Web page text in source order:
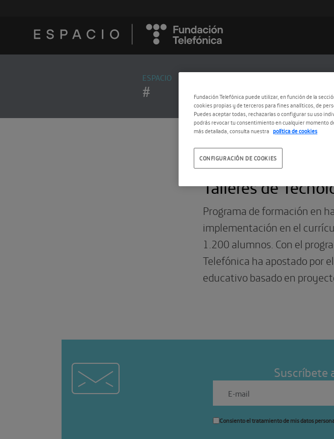
ESPACIO
#
18.08.2014
Talleres de
Programa de formación en
implementación en el
1.200 alumnos. Con el
Telefónica ha apostado por
educativo basado en
Suscríbete
Consiento el tratamiento de mis datos
Fundación Telefónica puede utilizar, en función de la
cookies propias y de terceros para fines analíticos, de
Puedes aceptar todas, rechazarlas o configurar su uso
podrás revocar tu consentimiento en cualquier momento
más detallada, consulta nuestra política de cookies
CONFIGURACIÓN DE COOKIES